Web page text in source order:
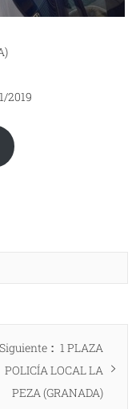
2019
Siguiente
Entrada
siguiente:
1 PLAZA
POLICÍA LOCAL LA
PEZA (GRANADA)